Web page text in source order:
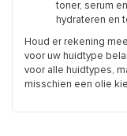
toner, serum
hydrateren en
Houd er rekening
voor uw huidtype
voor alle huidtypes,
misschien een olie